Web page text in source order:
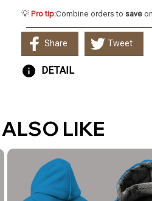
💡 Pro tip:Combine orders to save
Share Tweet
DETAIL
LIKE